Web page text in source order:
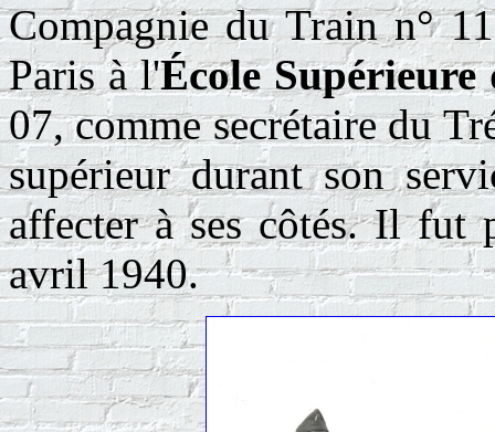
Compagnie du Train n°
Paris à l'École Supérieure
07, comme secrétaire du
supérieur durant son
affecter à ses côtés. Il fut
avril 1940.